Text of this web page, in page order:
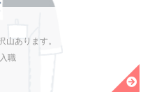
山あります。
職